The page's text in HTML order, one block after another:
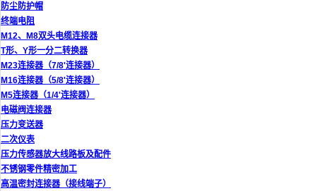
防尘防护帽
终端电阻
M12、M8双头电缆连接器
T形、Y形一分二转换器
M23连接器（7/8'连接器）
M16连接器（5/8'连接器）
M5连接器（1/4'连接器）
电磁阀连接器
压力变送器
二次仪表
压力传感器放大线路板及配件
不锈钢零件精密加工
高温密封连接器（接线端子）